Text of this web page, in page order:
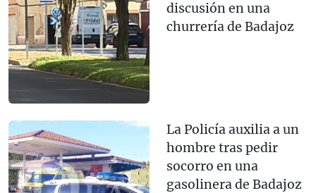
discusión en una
churrería de Badajoz
La Policía auxilia a un
hombre tras pedir
socorro en una
gasolinera de Badajoz